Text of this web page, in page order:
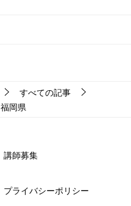
すべての記事
福岡県
講師募集
プライバシーポリシー